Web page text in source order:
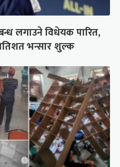
लगाउने विधेयक पारित,
भन्सार शुल्क